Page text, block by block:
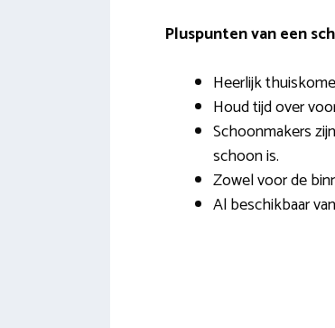
Pluspunten van een
Heerlijk
Houd tijd over
Schoonmakers
schoon is.
Zowel voor de
Al beschikbaar